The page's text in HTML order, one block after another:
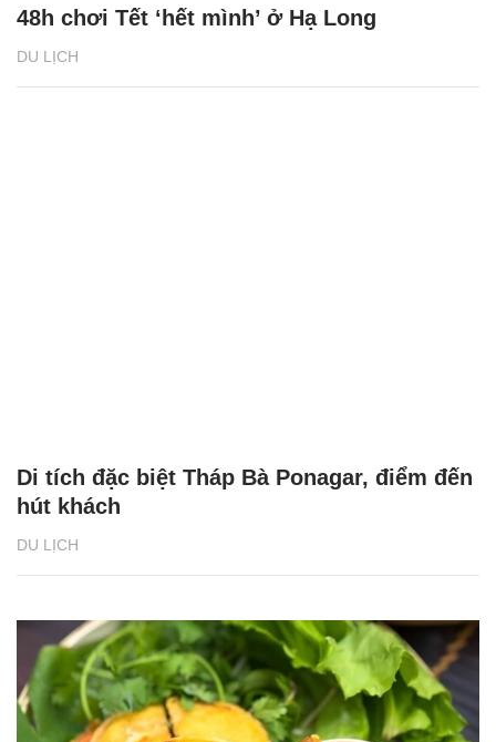
DU LỊCH
48h chơi Tết ‘hết mình’ ở Hạ Long
DU LỊCH
Di tích đặc biệt Tháp Bà Ponagar, điểm đến
hút khách